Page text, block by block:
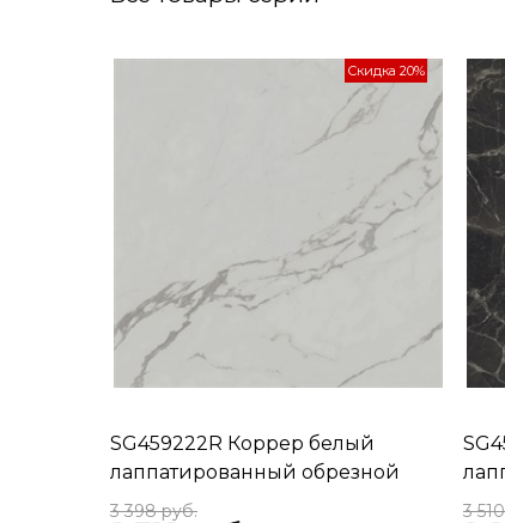
SG459222R Коррер белый
лаппатированный обрезной
50,2x50,2x0,85
Скидка 20%
3 398 руб. 3 510